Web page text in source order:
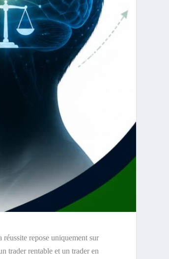
repose uniquement sur
trader rentable et un trader en